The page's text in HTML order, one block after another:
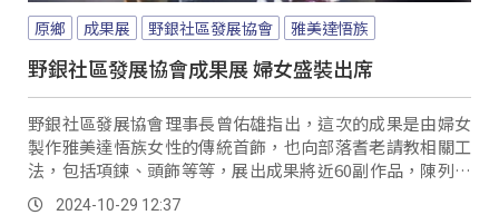
原鄉 成果展 野銀社區發展協會 雅美達悟族
野銀社區發展協會成果展 婦女盛裝出席
野銀社區發展協會理事長曾佑雄指出，這次的成果是由婦女
製作雅美達悟族女性的傳統首飾，也向部落耆老請教相關工
法，包括項鍊、頭飾等等，展出成果將近60副作品，陳列出
來相當美麗。
2024-10-29 12:37